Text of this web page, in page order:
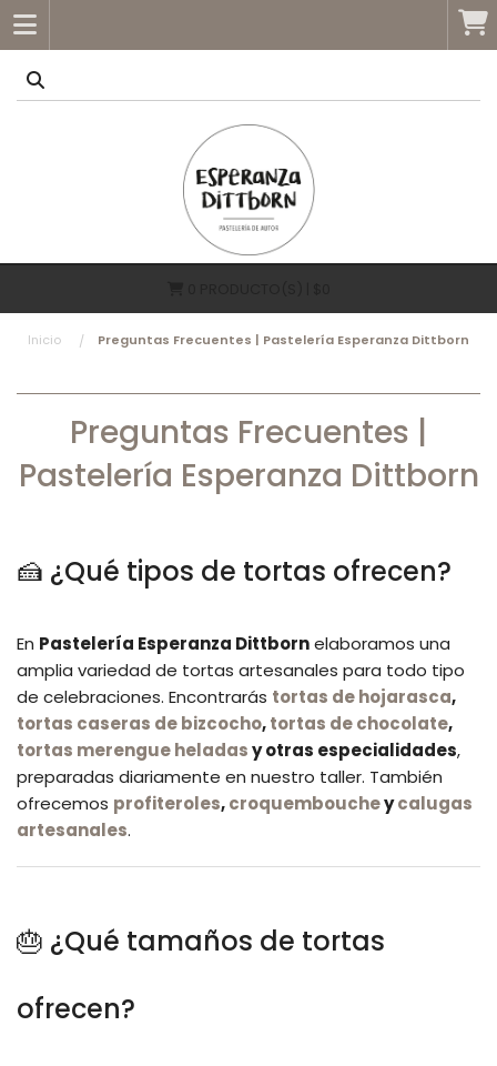
Inicio Preguntas Frecuentes | Pastelería Esperanza Dittborn
Preguntas Frecuentes |
Pastelería Esperanza Dittborn
🍰 ¿Qué tipos de tortas ofrecen?
En Pastelería Esperanza Dittbornelaboramos una
amplia variedad de tortas artesanales para todo tipo
de celebraciones. Encontrarás tortas de hojarasca,
tortas caseras de bizcocho,tortas de chocolate,
tortas merengue heladasy otras especialidades,
preparadas diariamente en nuestro taller. También
ofrecemos profiteroles,croquemboucheycalugas
artesanales.
🎂 ¿Qué tamaños de tortas
ofrecen?